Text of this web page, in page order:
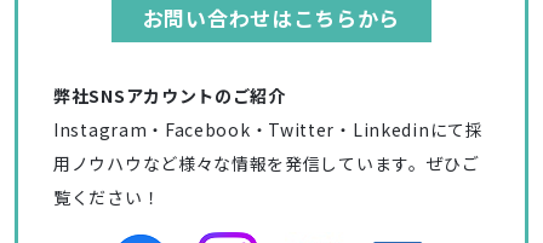
お問い合わせはこちらから
弊社SNSアカウントのご紹介
Instagram・Facebook・Twitter・Linkedinにて採
用ノウハウなど様々な情報を発信しています。ぜひご
覧ください！